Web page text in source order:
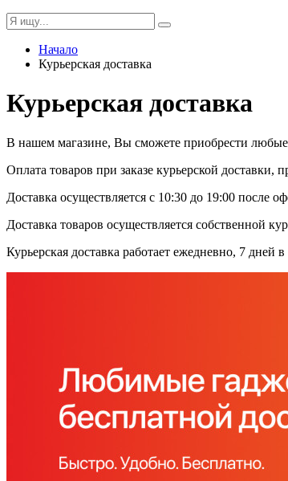
Начало
Курьерская доставка
Курьерская доставка
В нашем магазине, Вы сможете приобрести любые
Оплата товаров при заказе курьерской доставки,
Доставка осуществляется с 10:30 до 19:00 после
Доставка товаров осуществляется собственной
Курьерская доставка работает ежедневно, 7 дней